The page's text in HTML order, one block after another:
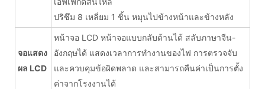
ปริซึม 8 เหลี่ยม 1 ชิ้น หมุนไปข้างหน้าและข้างหลัง
จอแสดง
ผล LCD
หน้าจอ LCD หน้าจอแบบกลับด้านได้ สลับภาษาจีน-
อังกฤษได้ แสดงเวลาการทำงานของไฟ การตรวจจับ
และควบคุมข้อผิดพลาด และสามารถคืนค่าเป็นการตั้ง
ค่าจากโรงงานได้